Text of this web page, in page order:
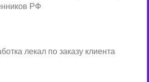
РФ
лекал по заказу клиента